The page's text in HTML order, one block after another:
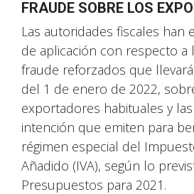
FRAUDE SOBRE LOS
Las autoridades fiscales han
de aplicación con respecto
fraude reforzados que
del 1 de enero de 2022,
exportadores habituales y
intención que emiten para
régimen especial del
Añadido (IVA), según lo
Presupuestos para 2021.